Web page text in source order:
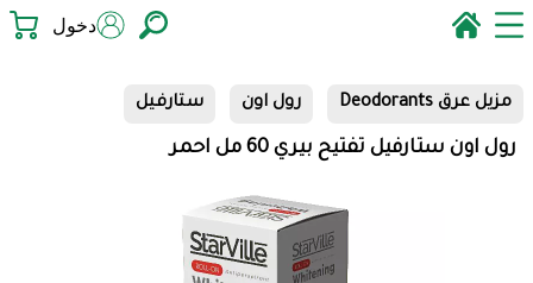
دخول
مزيل عرق Deodorants رول اون ستارفيل
رول اون ستارفيل تفتيح بيري 60 مل احمر